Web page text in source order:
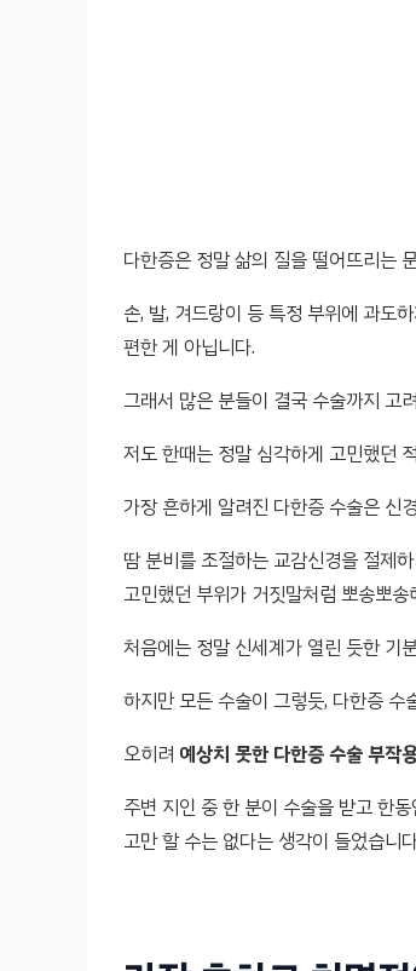
다한증은 정말 삶의 질을 떨어뜨리는
손, 발, 겨드랑이 등 특정 부위에 과도
편한 게 아닙니다.
그래서 많은 분들이 결국 수술까지 고
저도 한때는 정말 심각하게 고민했던
가장 흔하게 알려진 다한증 수술은 신
땀 분비를 조절하는 교감신경을 절제
고민했던 부위가 거짓말처럼 뽀송뽀
처음에는 정말 신세계가 열린 듯한 기
하지만 모든 수술이 그렇듯, 다한증 수
오히려 예상치 못한 다한증 수술 부작
주변 지인 중 한 분이 수술을 받고 한
고만 할 수는 없다는 생각이 들었습니